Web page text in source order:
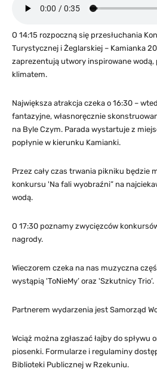
O 14:15 rozpoczną się przesłuchania
Turystycznej i Żeglarskiej – Kamianka
zaprezentują utwory inspirowane wodą,
klimatem.
Największa atrakcja czeka o 16:30 –
fantazyjne, własnoręcznie
na Byle Czym. Parada wystartuje z
popłynie w kierunku Kamianki.
Przez cały czas trwania pikniku będzie
konkursu 'Na fali wyobraźni” na
wodą.
O 17:30 poznamy zwycięzców
nagrody.
Wieczorem czeka na nas muzyczna
wystąpią 'ToNieMy’ oraz 'Szkutnicy Trio’.
Partnerem wydarzenia jest Samorząd
Wciąż można zgłaszać łajby do
piosenki. Formularze i regulaminy
Biblioteki Publicznej w Rzekuniu.